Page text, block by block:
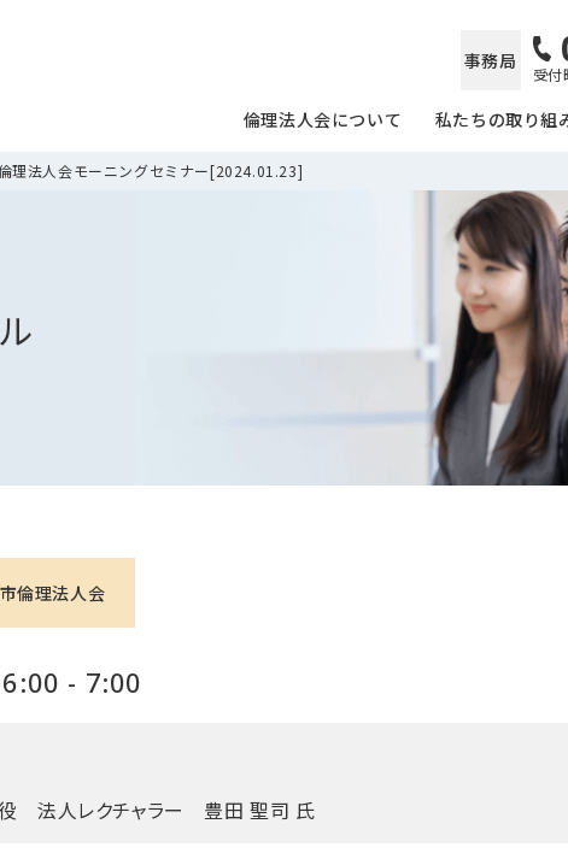
事務局
受付
倫理法人会について 私たちの取り組
理法人会モーニングセミナー[2024.01.23]
倫理法人会
6:00 - 7:00
法人レクチャラー 豊田 聖司 氏